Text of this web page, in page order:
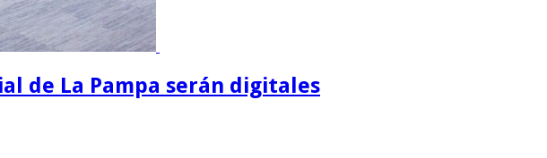
de La Pampa serán digitales